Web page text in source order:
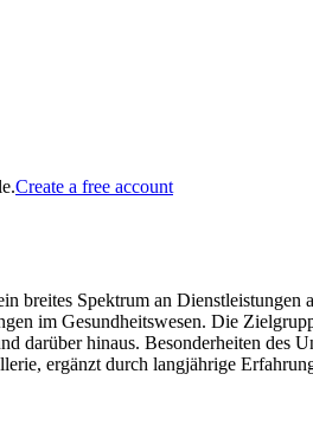
Create a free account
breites Spektrum an
im Gesundheitswesen. Die
darüber hinaus. Besonderheiten
ergänzt durch langjährige